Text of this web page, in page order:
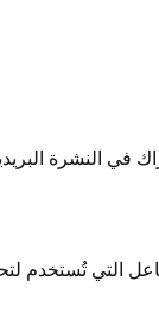
في النشرة